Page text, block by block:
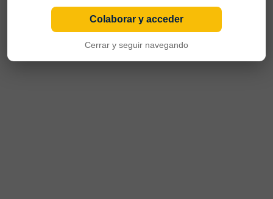
Colaborar y acceder
Cerrar y seguir navegando